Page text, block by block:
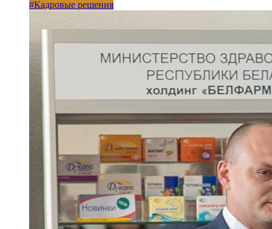
#Кадровые решения